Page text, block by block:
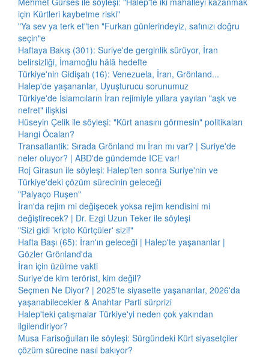
için Kürtleri kaybetme riski"
"Ya sev ya terk et"ten "Furkan günlerindeyiz, safınızı doğru
seçin"e
Haftaya Bakış (301): Suriye'de gerginlik sürüyor, İran
belirsizliği, İmamoğlu hâlâ hedefte
Türkiye'nin Gidişatı (16): Venezuela, İran, Grönland...
Halep'de yaşananlar, Uyuşturucu sorunumuz
Türkiye'de İslamcıların İran rejimiyle yıllara yayılan "aşk ve
nefret" ilişkisi
Hüseyin Çelik ile söyleşi: "Kürt anasını görmesin" politikaları
Hangi Öcalan?
Transatlantik: Sırada Grönland mı İran mı var? | Suriye'de
neler oluyor? | ABD'de gündemde ICE var!
Roj Girasun ile söyleşi: Halep'ten sonra Suriye'nin ve
Türkiye'deki çözüm sürecinin geleceği
"Palyaço Ruşen"
İran'da rejim mi değişecek yoksa rejim kendisini mi
değiştirecek? | Dr. Ezgi Uzun Teker ile söyleşi
"Sizi gidi 'kripto Kürtçüler' sizi!"
Hafta Başı (65): İran'ın geleceği | Halep'te yaşananlar |
Gözler Grönland'da
İran için üzülme vakti
Suriye'de kim terörist, kim değil?
Seçmen Ne Diyor? | 2025'te siyasette yaşananlar, 2026'da
yaşanabilecekler & Anahtar Parti sürprizi
Halep'teki çatışmalar Türkiye'yi neden çok yakından
ilgilendiriyor?
Musa Farisoğulları ile söyleşi: Sürgündeki Kürt siyasetçiler
çözüm sürecine nasıl bakıyor?